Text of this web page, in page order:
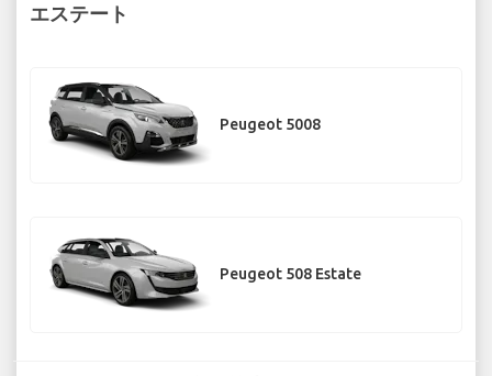
エステート
Peugeot 5008
Peugeot 508 Estate